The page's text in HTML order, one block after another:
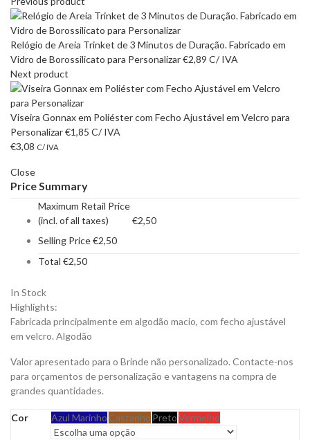
Relógio de Areia Trinket de 3 Minutos de Duração. Fabricado em
Vidro de Borossilicato para Personalizar€2,89 C/ IVA
Next product
Viseira Gonnax em Poliéster com Fecho Ajustável em Velcro para
Personalizar€1,85 C/ IVA
€3,08 C/ IVA
Close
Price Summary
Maximum Retail Price
(incl. of all taxes)
€2,50
Selling Price€2,50
Total €2,50
In Stock
Highlights:
Fabricada principalmente em algodão macio, com fecho ajustável
em velcro. Algodão
Valor apresentado para o Brinde não personalizado. Contacte-nos
para orçamentos de personalização e vantagens na compra de
grandes quantidades.
Cor Azul Marinho Castanho PretoVermelho